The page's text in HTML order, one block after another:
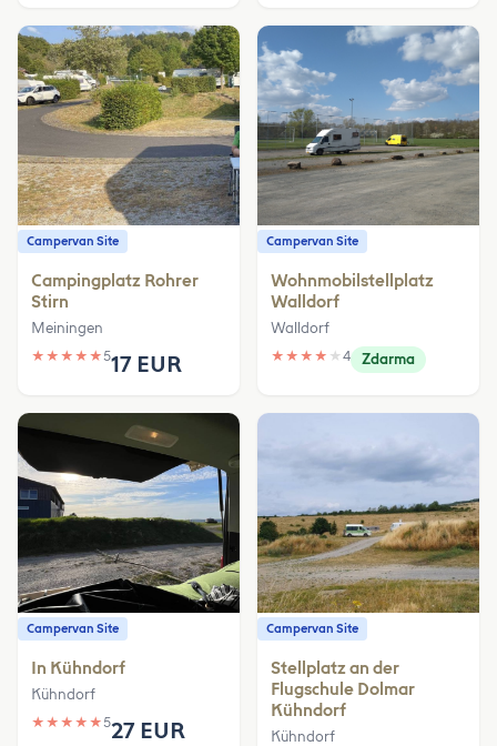
Campervan Site
Campingplatz Rohrer
Stirn
Meiningen
★ ★ ★ ★ ★517 EUR
Campervan Site
Wohnmobilstellplatz
Walldorf
Walldorf
★ ★ ★ ★ ★ 4 Zdarma
Campervan Site
In Kühndorf
Kühndorf
★ ★ ★ ★ ★527 EUR
Campervan Site
Stellplatz an der
Flugschule Dolmar
Kühndorf
Kühndorf